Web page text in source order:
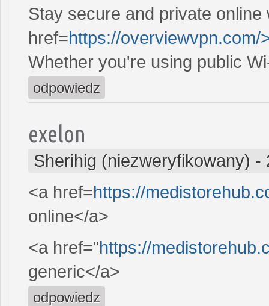
Stay secure and private online
href=https://overviewvpn.com/
Whether you're using public
odpowiedz
exelon
Sherihig (niezweryfikowany) -
<a href=https://
online</a>
<a href="https://
generic</a>
odpowiedz